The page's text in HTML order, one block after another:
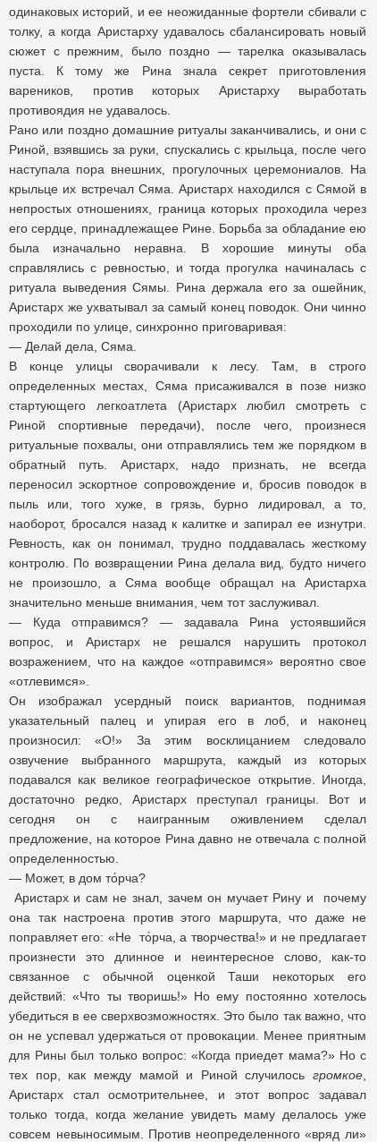
одинаковых историй, и ее неожиданные фортели сбивали с
толку, а когда Аристарху удавалось сбалансировать новый
сюжет с прежним, было поздно — тарелка оказывалась
пуста. К тому же Рина знала секрет приготовления
вареников, против которых Аристарху выработать
противоядия не удавалось.
Рано или поздно домашние ритуалы заканчивались, и они с
Риной, взявшись за руки, спускались с крыльца, после чего
наступала пора внешних, прогулочных церемониалов. На
крыльце их встречал Сяма. Аристарх находился с Сямой в
непростых отношениях, граница которых проходила через
его сердце, принадлежащее Рине. Борьба за обладание ею
была изначально неравна. В хорошие минуты оба
справлялись с ревностью, и тогда прогулка начиналась с
ритуала выведения Сямы. Рина держала его за ошейник,
Аристарх же ухватывал за самый конец поводок. Они чинно
проходили по улице, синхронно приговаривая:
— Делай дела, Сяма.
В конце улицы сворачивали к лесу. Там, в строго
определенных местах, Сяма присаживался в позе низко
стартующего легкоатлета (Аристарх любил смотреть с
Риной спортивные передачи), после чего, произнеся
ритуальные похвалы, они отправлялись тем же порядком в
обратный путь. Аристарх, надо признать, не всегда
переносил эскортное сопровождение и, бросив поводок в
пыль или, того хуже, в грязь, бурно лидировал, а то,
наоборот, бросался назад к калитке и запирал ее изнутри.
Ревность, как он понимал, трудно поддавалась жесткому
контролю. По возвращении Рина делала вид, будто ничего
не произошло, а Сяма вообще обращал на Аристарха
значительно меньше внимания, чем тот заслуживал.
— Куда отправимся? — задавала Рина устоявшийся
вопрос, и Аристарх не решался нарушить протокол
возражением, что на каждое «отправимся» вероятно свое
«отлевимся».
Он изображал усердный поиск вариантов, поднимая
указательный палец и упирая его в лоб, и наконец
произносил: «О!» За этим восклицанием следовало
озвучение выбранного маршрута, каждый из которых
подавался как великое географическое открытие. Иногда,
достаточно редко, Аристарх преступал границы. Вот и
сегодня он с наигранным оживлением сделал
предложение, на которое Рина давно не отвечала с полной
определенностью.
— Может, в дом то́рча?
Аристарх и сам не знал, зачем он мучает Рину и почему
она так настроена против этого маршрута, что даже не
поправляет его: «Не то́рча, а творчества!» и не предлагает
произнести это длинное и неинтересное слово, как-то
связанное с обычной оценкой Таши некоторых его
действий: «Что ты творишь!» Но ему постоянно хотелось
убедиться в ее сверхвозможностях. Это было так важно, что
он не успевал удержаться от провокации. Менее приятным
для Рины был только вопрос: «Когда приедет мама?» Но с
тех пор, как между мамой и Риной случилось громкое
Аристарх стал осмотрительнее, и этот вопрос задавал
только тогда, когда желание увидеть маму делалось уже
совсем невыносимым. Против неопределенного «вряд ли»